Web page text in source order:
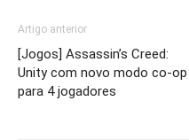
Artigo anterior
[Jogos] Assassin’s Creed:
Unity com novo modo co-op
para 4 jogadores